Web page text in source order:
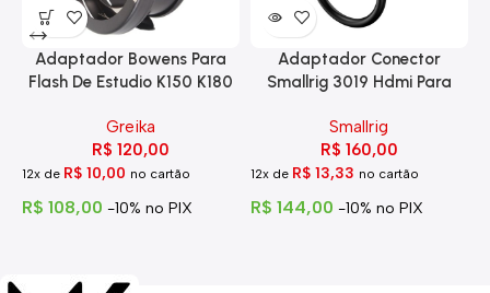
Adaptador Bowens Para
Flash De Estudio K150 K180
Greika
R$ 120,00
12x de R$ 10,00 no cartão
R$ 108,00 -10% no PIX
Adaptador Conector
Smallrig 3019 Hdmi Para
Smallrig
R$ 160,00
12x de R$13,33 no cartão
R$ 144,00 -10% no PIX